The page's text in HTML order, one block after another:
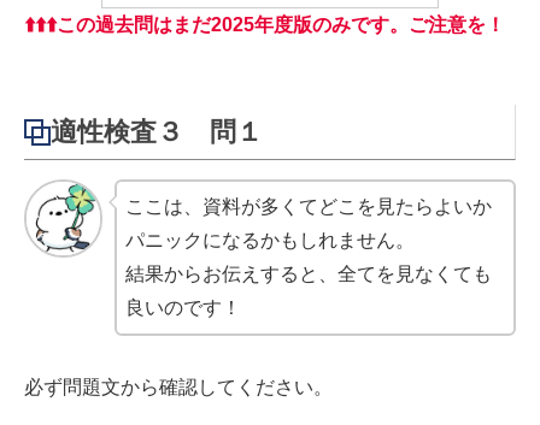
⬆️⬆️⬆️この過去問はまだ2025年度版のみです。ご注意を！
適性検査３ 問１
ここは、資料が多くてどこを見たらよいか
パニックになるかもしれません。
結果からお伝えすると、全てを見なくても
良いのです！
必ず問題文から確認してください。